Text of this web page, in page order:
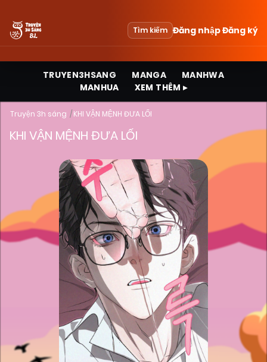
Tìm kiếm Đăng nhậpĐăng ký
TRUYEN3HSANG MANGA
MANHWA
MANHUA
XEM THÊM ▸
Truyện 3h sáng KHI VẬN MỆNH ĐƯA LỐI
KHI VẬN MỆNH ĐƯA LỐI